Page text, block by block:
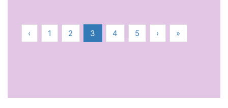
‹ 1 2 3 4 5 › »